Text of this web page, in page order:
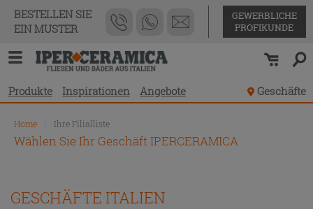
BESTELLEN SIE
EIN MUSTER
GEWERBLICHE
PROFIKUNDE
Produkte Inspirationen Angebote Geschäfte
Home Ihre Filialliste
Wählen Sie Ihr Geschäft IPERCERAMICA
GESCHÄFTE ITALIEN